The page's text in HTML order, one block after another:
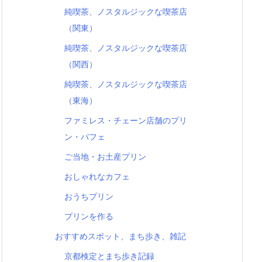
純喫茶、ノスタルジックな喫茶店
（関東）
純喫茶、ノスタルジックな喫茶店
（関西）
純喫茶、ノスタルジックな喫茶店
（東海）
ファミレス・チェーン店舗のプリ
ン・パフェ
ご当地・お土産プリン
おしゃれなカフェ
おうちプリン
プリンを作る
おすすめスポット、まち歩き、雑記
京都検定とまち歩き記録